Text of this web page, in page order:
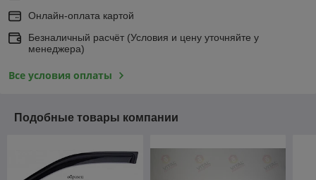
Онлайн-оплата картой
Безналичный расчёт (Условия и цену уточняйте у
менеджера)
Все условия оплаты
Подобные товары компании